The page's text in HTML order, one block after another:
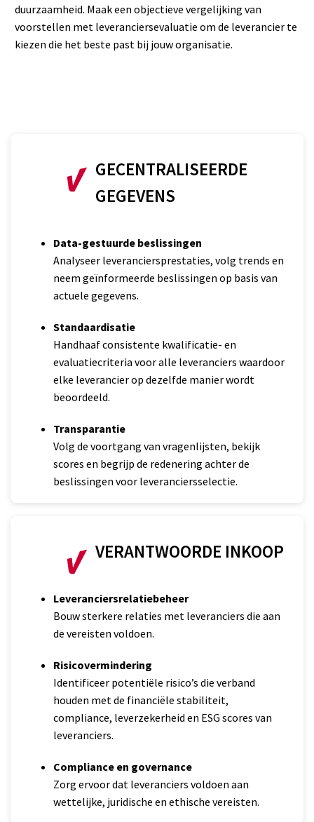
duurzaamheid. Maak een objectieve vergelijking van
voorstellen met leveranciersevaluatie om de leverancier te
kiezen die het beste past bij jouw organisatie.
GECENTRALISEERDE
GEGEVENS
Data-gestuurde beslissingen
Analyseer leveranciersprestaties, volg trends en
neem geïnformeerde beslissingen op basis van
actuele gegevens.
Standaardisatie
Handhaaf consistente kwalificatie- en
evaluatiecriteria voor alle leveranciers waardoor
elke leverancier op dezelfde manier wordt
beoordeeld.
Transparantie
Volg de voortgang van vragenlijsten, bekijk
scores en begrijp de redenering achter de
beslissingen voor leveranciersselectie.
VERANTWOORDE INKOOP
Leveranciersrelatiebeheer
Bouw sterkere relaties met leveranciers die aan
de vereisten voldoen.
Risicovermindering
Identificeer potentiële risico’s die verband
houden met de financiële stabiliteit,
compliance, leverzekerheid en ESG scores van
leveranciers.
Compliance en governance
Zorg ervoor dat leveranciers voldoen aan
wettelijke, juridische en ethische vereisten.